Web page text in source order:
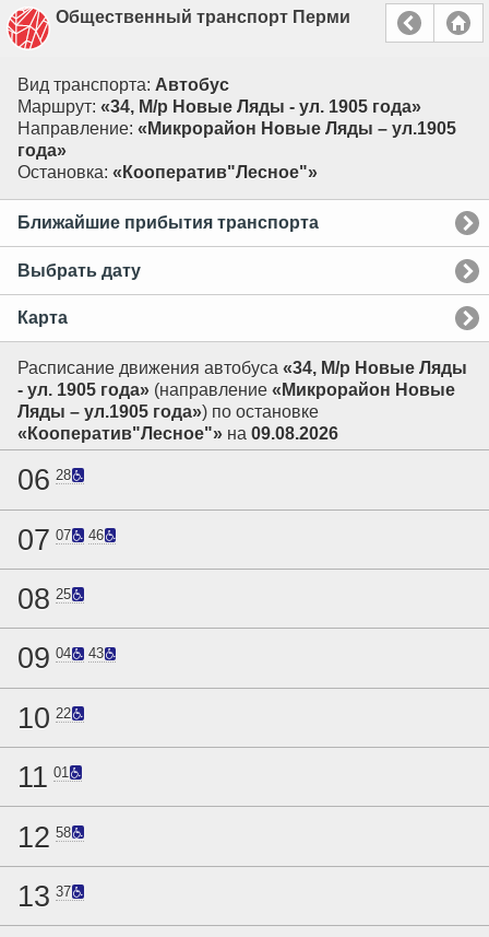
Общественный транспорт Перми
Вид транспорта: Автобус
Маршрут: «34, М/р Новые Ляды - ул. 1905 года»
Направление: «Микрорайон Новые Ляды – ул.1905
года»
Остановка: «Кооператив"Лесное"»
Ближайшие прибытия транспорта
Выбрать дату
Карта
Расписание движения автобуса «34, М/р Новые Ляды
- ул. 1905 года» (направление «Микрорайон Новые
Ляды – ул.1905 года») по остановке
«Кооператив"Лесное"» на 09.08.2026
06 28
07 07 46
08 25
09 04 43
10 22
11 01
12 58
13 37